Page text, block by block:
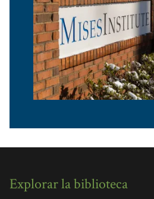
Explorar la biblioteca